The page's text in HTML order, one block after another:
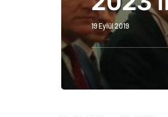
19 Eylül 2019